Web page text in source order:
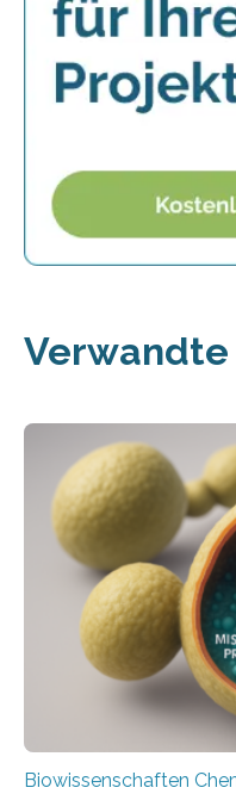
Verwandte
Biowissenschaften